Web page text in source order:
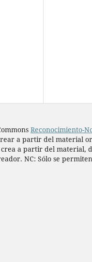
Reconocimiento-
a partir del material
a partir del material,
NC: Sólo se